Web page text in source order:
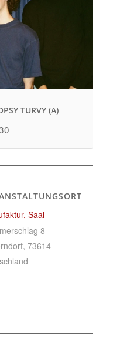
TURVY (A)
Saal
8
, 73614